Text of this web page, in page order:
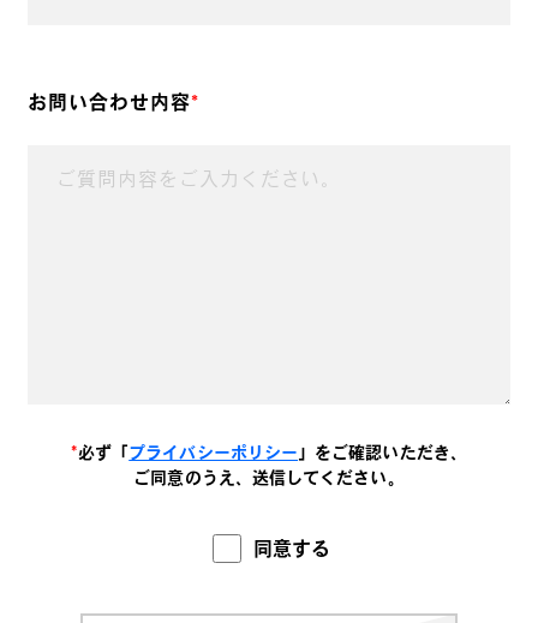
お問い合わせ内容*
*必ず「 プライバシーポリシー 」をご確認いただき、
ご同意のうえ、送信してください。
同意する